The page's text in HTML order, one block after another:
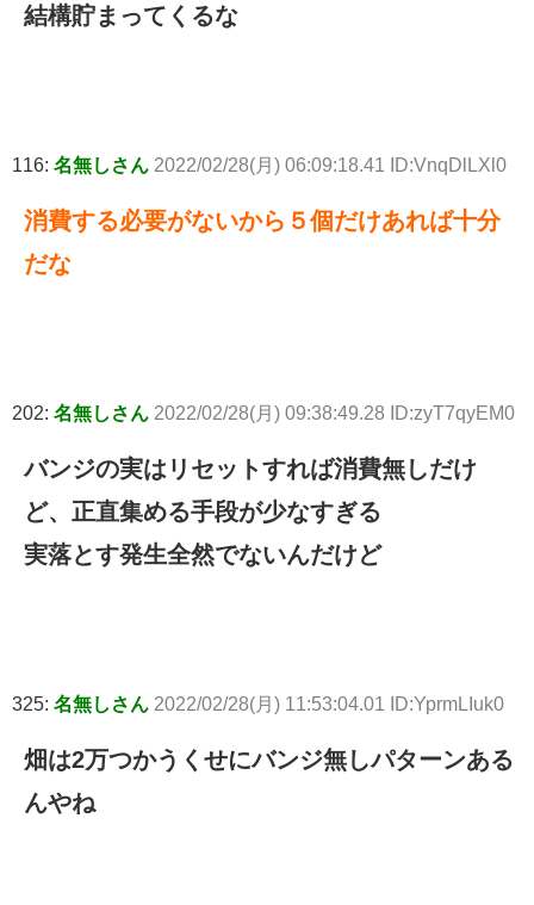
結構貯まってくるな
116: 名無しさん 2022/02/28(月) 06:09:18.41 ID:VnqDlLXl0
消費する必要がないから５個だけあれば十分
だな
202: 名無しさん 2022/02/28(月) 09:38:49.28 ID:zyT7qyEM0
バンジの実はリセットすれば消費無しだけ
ど、正直集める手段が少なすぎる
実落とす発生全然でないんだけど
325: 名無しさん 2022/02/28(月) 11:53:04.01 ID:YprmLIuk0
畑は2万つかうくせにバンジ無しパターンある
んやね